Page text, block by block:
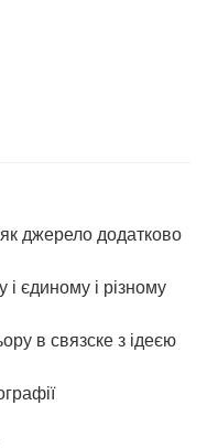
як джерело додатково
і єдиному і різному
в связске з ідеєю